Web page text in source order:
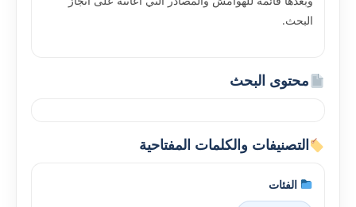
البحث.
محتوى البحث
التصنيفات والكلمات المفتاحية
الفئات